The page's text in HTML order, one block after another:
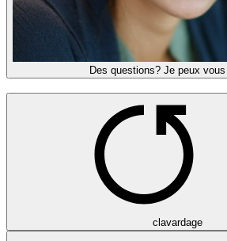
Des questions? Je peux vous
clavardage